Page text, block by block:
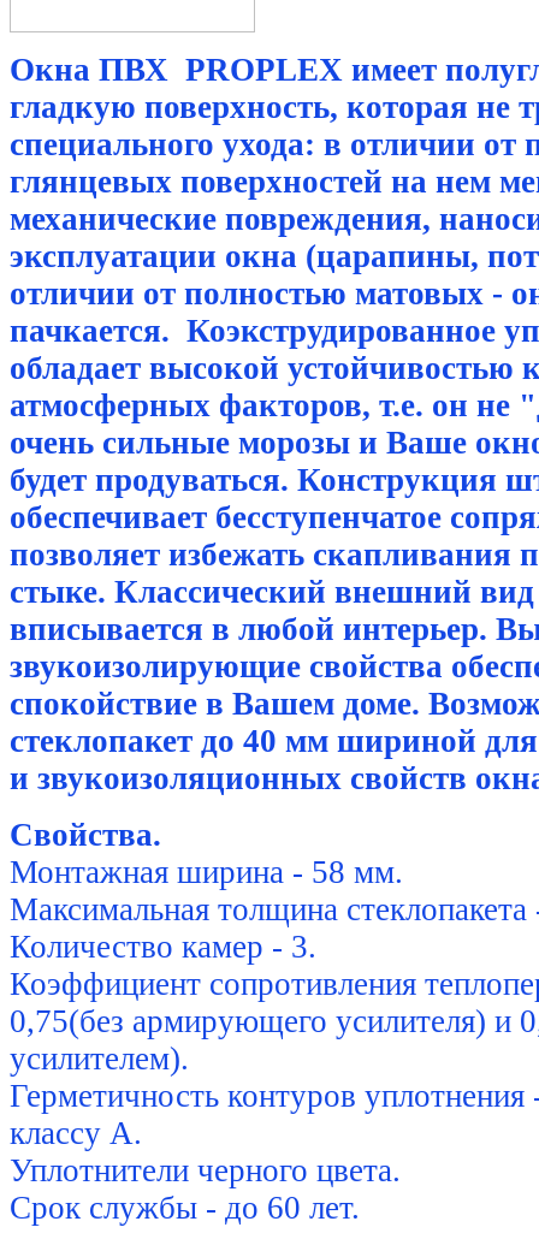
Окна ПВХ PROPLEX имеет
гладкую поверхность, которая не
специального ухода: в отличии от
глянцевых поверхностей на нем
механические повреждения,
эксплуатации окна (царапины,
отличии от полностью матовых -
пачкается. Коэкструдированное
обладает высокой устойчивостью
атмосферных факторов, т.е. он не
очень сильные морозы и Ваше
будет продуваться. Конструкция
обеспечивает бесступенчатое
позволяет избежать скапливания
стыке. Классический внешний
вписывается в любой интерьер.
звукоизолирующие свойства
спокойствие в Вашем доме.
стеклопакет до 40 мм шириной
и звукоизоляционных свойств
Свойства.
Монтажная ширина - 58 мм.
Максимальная толщина
Количество камер - 3.
Коэффициент сопротивления
0,75(без армирующего усилителя)
усилителем).
Герметичность контуров уплотнения
классу А.
Уплотнители черного цвета.
Срок службы - до 60 лет.